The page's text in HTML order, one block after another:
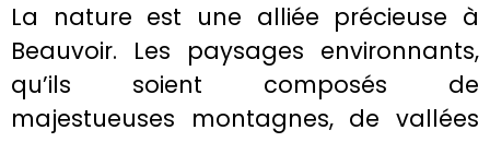
La nature est une alliée précieuse à
Beauvoir. Les paysages environnants,
qu’ils soient composés de
majestueuses montagnes, de vallées